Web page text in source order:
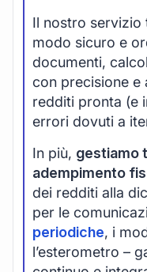
Il nostro servizio
modo sicuro e
documenti,
con precisione e
redditi pronta (e
errori dovuti a
In più, gestiamo
adempimento
dei redditi alla
per le
periodiche, i
l’esterometro –